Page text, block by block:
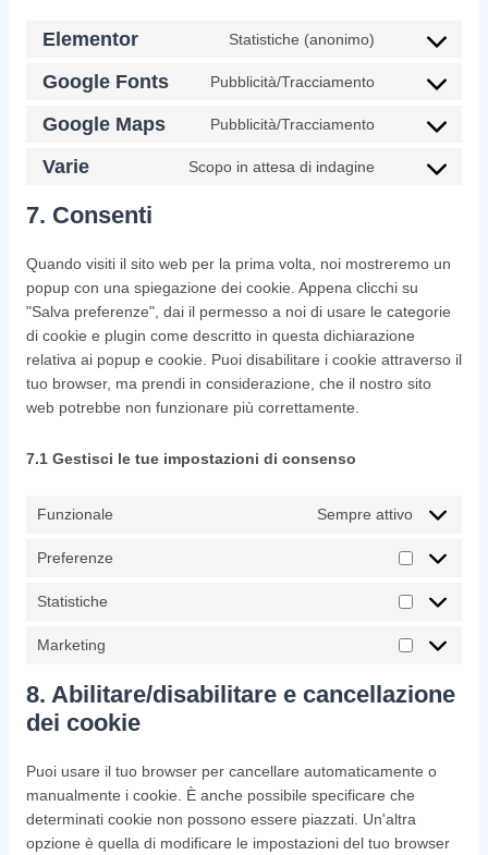
Elementor Statistiche (anonimo)
Consent
elementor
Google Fonts Pubblicità/Tracciamento
Consent
google-
Google Maps Pubblicità/Tracciamento
Consent
Varie Scopo in attesa di indagine
Consent
7. Consenti
Quando visiti il sito web per la prima volta, noi mostreremo un
popup con una spiegazione dei cookie. Appena clicchi su
"Salva preferenze", dai il permesso a noi di usare le categorie
di cookie e plugin come descritto in questa dichiarazione
relativa ai popup e cookie. Puoi disabilitare i cookie attraverso il
tuo browser, ma prendi in considerazione, che il nostro sito
web potrebbe non funzionare più correttamente.
7.1 Gestisci le tue impostazioni di consenso
Funzionale Sempre attivo
Preferenze
Preferenze
Statistiche
Statistiche
Marketing
Marketing
8. Abilitare/disabilitare e cancellazione
dei cookie
Puoi usare il tuo browser per cancellare automaticamente o
manualmente i cookie. È anche possibile specificare che
determinati cookie non possono essere piazzati. Un'altra
opzione è quella di modificare le impostazioni del tuo browser